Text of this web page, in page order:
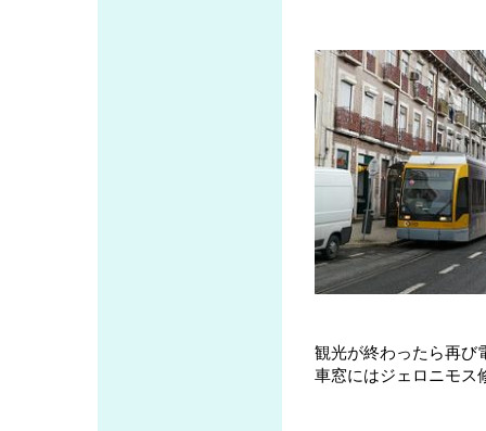
観光が終わったら再び
車窓にはジェロニモス